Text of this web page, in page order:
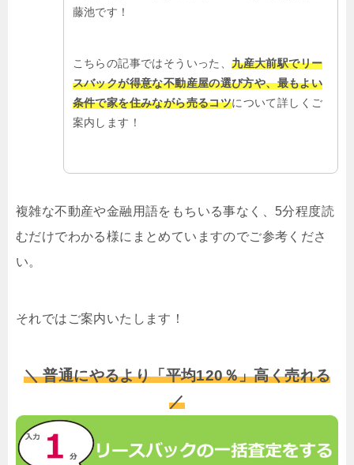
藤池です！
こちらの記事ではそういった、九産大前駅でリー
スバックが得意な不動産屋の選び方や、最もよい
条件で家を住みながら売るコツについて詳しくご
案内します！
複雑な不動産や金融用語をもちいる事なく、5分程度読
むだけでわかる様にまとめていますのでご参考くださ
い。
それではご案内いたします！
＼ 普通にやるより「平均120％」高く売れる
／